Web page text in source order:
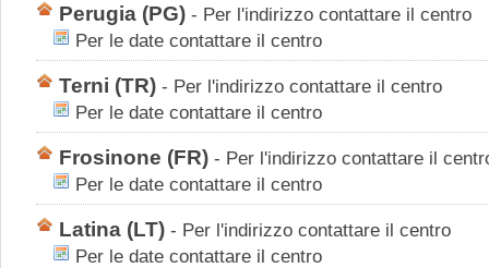
Perugia (PG) - Per l'indirizzo contattare il centro
Per le date contattare il centro
Terni (TR) - Per l'indirizzo contattare il centro
Per le date contattare il centro
Frosinone (FR) - Per l'indirizzo contattare il
Per le date contattare il centro
Latina (LT) - Per l'indirizzo contattare il centro
Per le date contattare il centro